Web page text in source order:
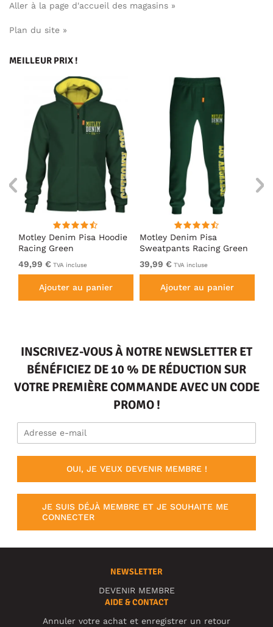
Aller à la page d'accueil des magasins »
Plan du site »
MEILLEUR PRIX !
Motley Denim Pisa Hoodie
Racing Green
49,99 € TVA incluse
Ajouter au panier
Motley Denim Pisa
Sweatpants Racing Green
39,99 € TVA incluse
Ajouter au panier
INSCRIVEZ-VOUS À NOTRE NEWSLETTER ET
BÉNÉFICIEZ DE 10 % DE RÉDUCTION SUR
VOTRE PREMIÈRE COMMANDE AVEC UN CODE
PROMO !
OUI, JE VEUX DEVENIR MEMBRE !
JE SUIS DÉJÀ MEMBRE ET JE SOUHAITE ME
CONNECTER
NEWSLETTER
DEVENIR MEMBRE
AIDE & CONTACT
Annuler votre achat et enregistrer un retour